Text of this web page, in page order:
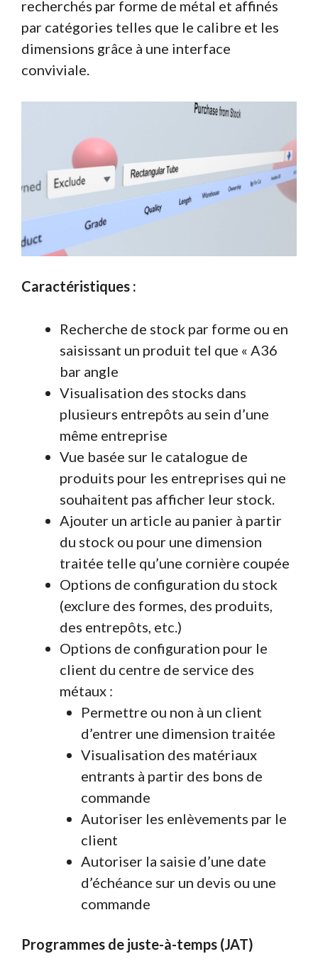
recherchés par forme de métal et affinés
par catégories telles que le calibre et les
dimensions grâce à une interface
conviviale.
Caractéristiques :
Recherche de stock par forme ou en
saisissant un produit tel que « A36
bar angle
Visualisation des stocks dans
plusieurs entrepôts au sein d’une
même entreprise
Vue basée sur le catalogue de
produits pour les entreprises qui ne
souhaitent pas afficher leur stock.
Ajouter un article au panier à partir
du stock ou pour une dimension
traitée telle qu’une cornière coupée
Options de configuration du stock
(exclure des formes, des produits,
des entrepôts, etc.)
Options de configuration pour le
client du centre de service des
métaux :
Permettre ou non à un client
d’entrer une dimension traitée
Visualisation des matériaux
entrants à partir des bons de
commande
Autoriser les enlèvements par le
client
Autoriser la saisie d’une date
d’échéance sur un devis ou une
commande
Programmes de juste-à-temps (JAT)